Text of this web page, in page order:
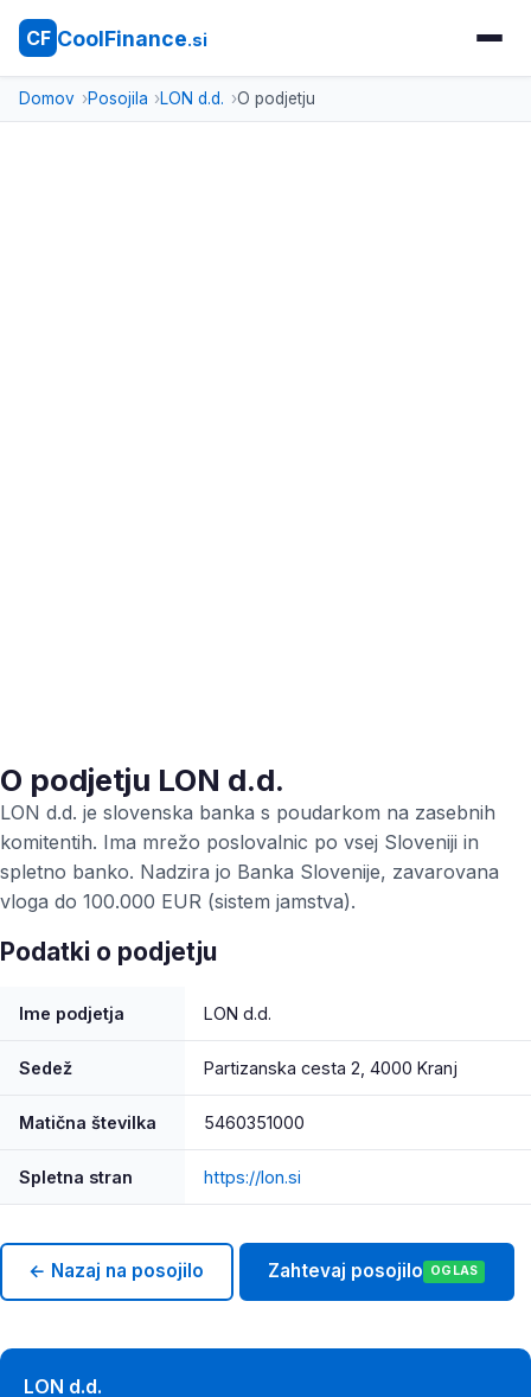
CF CoolFinance.si
Domov Posojila LON d.d. O podjetju
O podjetju LON d.d.
LON d.d. je slovenska banka s poudarkom na zasebnih
komitentih. Ima mrežo poslovalnic po vsej Sloveniji in
spletno banko. Nadzira jo Banka Slovenije, zavarovana
vloga do 100.000 EUR (sistem jamstva).
Podatki o podjetju
Ime podjetja LON d.d.
Sedež Partizanska cesta 2, 4000 Kranj
Matična številka 5460351000
Spletna stran https://lon.si
← Nazaj na posojilo Zahtevaj posojilo OGLAS
LON d.d.